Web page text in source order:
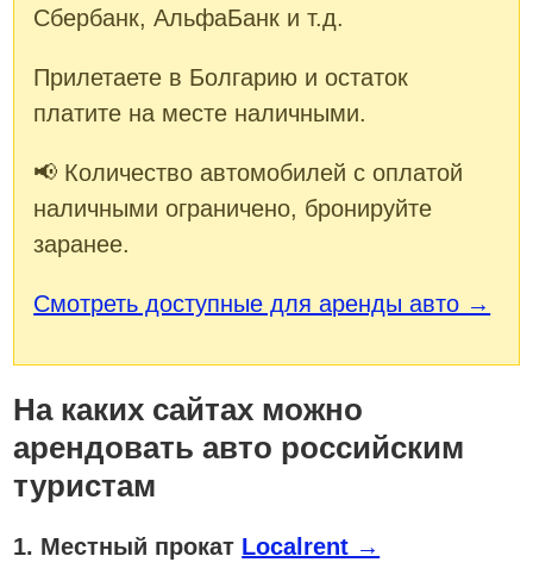
Сбербанк, АльфаБанк и т.д.
Прилетаете в Болгарию и остаток
платите на месте наличными.
📢 Количество автомобилей с оплатой
наличными ограничено, бронируйте
заранее.
Смотреть доступные для аренды авто →
На каких сайтах можно
арендовать авто российским
туристам
1. Местный прокат Localrent →